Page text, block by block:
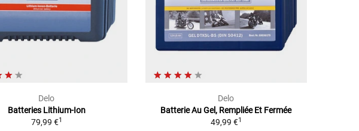
Delo
Batteries Lithium-Ion
79,99 €1
Delo
Batterie Au Gel, Rempliée Et Fermée
49,99 €1